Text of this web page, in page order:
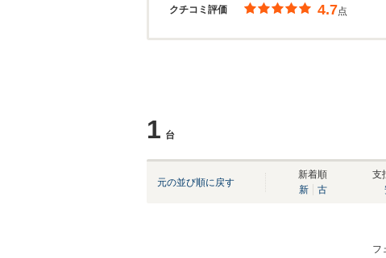
クチコミ評価 4.7点
1 台
元の並び順に戻す
新着順
新
古
支
フ